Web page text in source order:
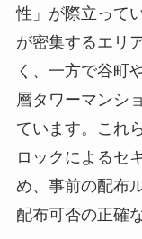
性」が際立って
が密集するエリ
く、一方で谷町
層タワーマンシ
ています。これ
ロックによるセ
め、事前の配布
配布可否の正確